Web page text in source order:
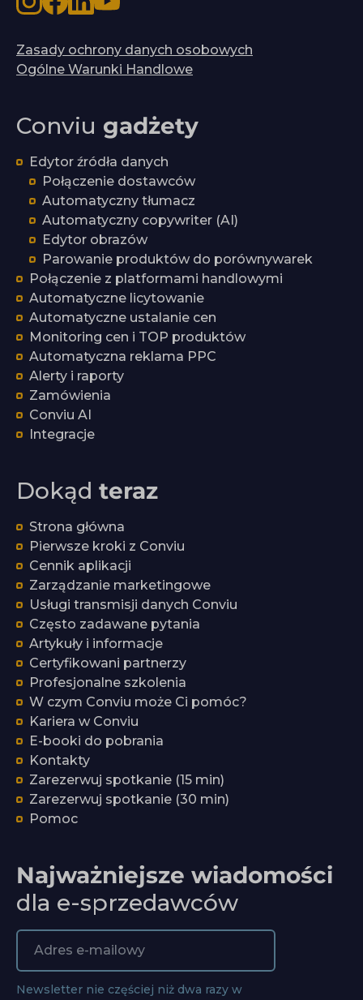
Zasady ochrony danych osobowych
Ogólne Warunki Handlowe
Conviu gadżety
Edytor źródła danych
Połączenie dostawców
Automatyczny tłumacz
Automatyczny copywriter (AI)
Edytor obrazów
Parowanie produktów do porównywarek
Połączenie z platformami handlowymi
Automatyczne licytowanie
Automatyczne ustalanie cen
Monitoring cen i TOP produktów
Automatyczna reklama PPC
Alerty i raporty
Zamówienia
Conviu AI
Integracje
Dokąd teraz
Strona główna
Pierwsze kroki z Conviu
Cennik aplikacji
Zarządzanie marketingowe
Usługi transmisji danych Conviu
Często zadawane pytania
Artykuły i informacje
Certyfikowani partnerzy
Profesjonalne szkolenia
W czym Conviu może Ci pomóc?
Kariera w Conviu
E-booki do pobrania
Kontakty
Zarezerwuj spotkanie (15 min)
Zarezerwuj spotkanie (30 min)
Pomoc
Najważniejsze wiadomości
dla e-sprzedawców
Newsletter nie częściej niż dwa razy w